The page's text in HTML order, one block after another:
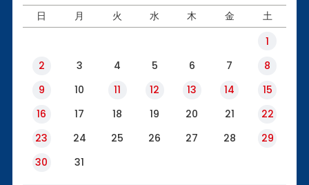
日 月 火 水 木 金 土
1
2
3 4 5 6 7
8
9
10 11 12 13 14
15
16
17 18 19 20 21
22
23
24 25 26 27 28
29
30
31